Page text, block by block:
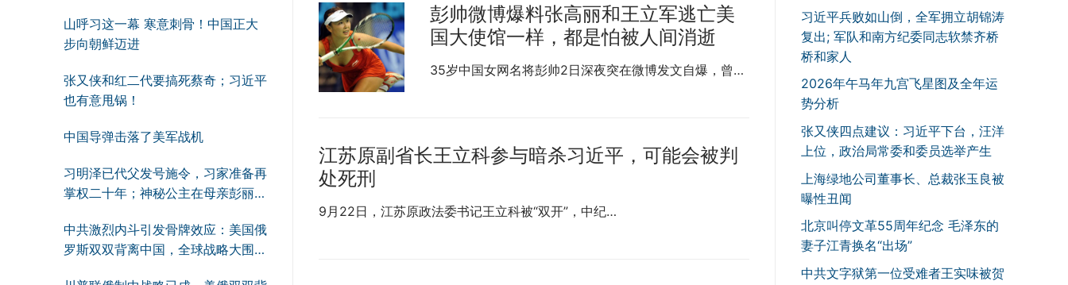
彭帅微博爆料张高丽和王立军逃亡美
国大使馆一样，都是怕被人间消逝
35岁中国女网名将彭帅2日深夜突在微博发文自爆，曾…
江苏原副省长王立科参与暗杀习近平，可能会被判
处死刑
9月22日，江苏原政法委书记王立科被“双开”，中纪…
习近平兵败如山倒，全军拥立胡锦涛
复出; 军队和南方纪委同志软禁齐桥
桥和家人
2026年午马年九宫飞星图及全年运
势分析
张又侠四点建议：习近平下台，汪洋
上位，政治局常委和委员选举产生
上海绿地公司董事长、总裁张玉良被
曝性丑闻
北京叫停文革55周年纪念 毛泽东的
妻子江青换名“出场”
中共文字狱第一位受难者王实味被贺
山呼习这一幕 寒意刺骨！中国正大
步向朝鲜迈进
张又侠和红二代要搞死蔡奇；习近平
也有意甩锅！
中国导弹击落了美军战机
习明泽已代父发号施令，习家准备再
掌权二十年；神秘公主在母亲彭丽媛
中共激烈内斗引发骨牌效应：美国俄
罗斯双双背离中国，全球战略大围剿